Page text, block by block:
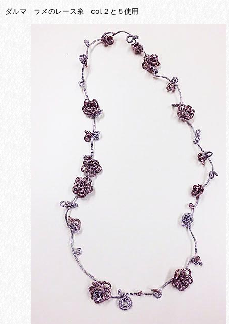
ダルマ ラメのレース糸 col.２と５使用